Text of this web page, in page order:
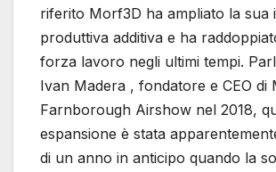
riferito Morf3D ha ampliato la sua
produttiva additiva e ha
forza lavoro negli ultimi tempi.
Ivan Madera , fondatore e CEO di
Farnborough Airshow nel 2018,
espansione è stata
di un anno in anticipo quando la